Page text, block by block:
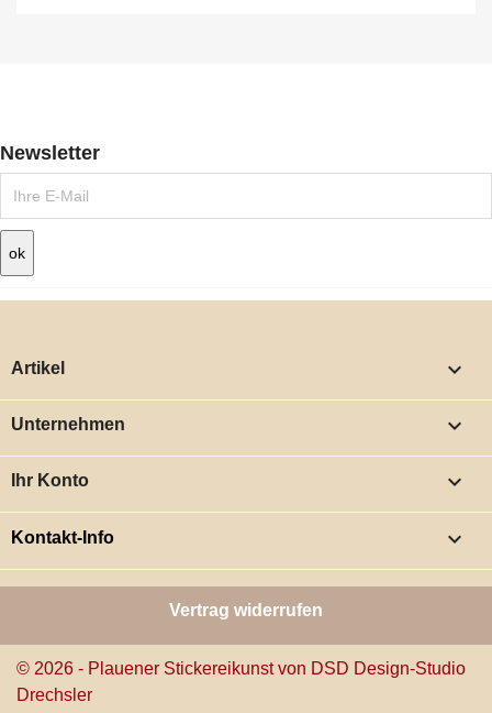
Newsletter
Artikel 
Unternehmen 
Ihr Konto 
Kontakt-Info keyboard_arrow_down
Vertrag widerrufen
© 2026 - Plauener Stickereikunst von DSD Design-Studio
Drechsler